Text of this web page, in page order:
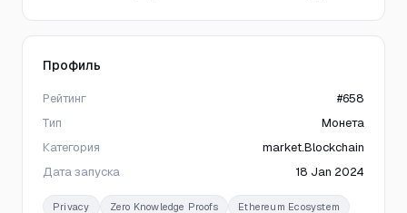
Профиль
Рейтинг
#658
Тип
Монета
Категория
market.Blockchain
Дата запуска
18 Jan 2024
Privacy Zero Knowledge Proofs Ethereum Ecosystem